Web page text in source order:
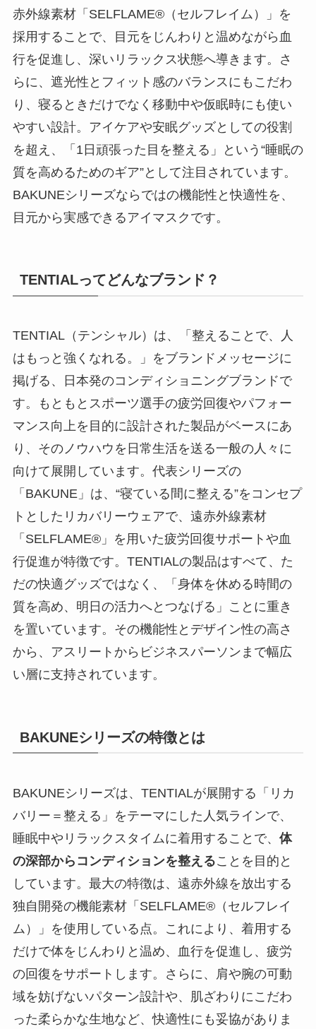
赤外線素材「SELFLAME®（セルフレイム）」を
採用することで、目元をじんわりと温めながら血
行を促進し、深いリラックス状態へ導きます。さ
らに、遮光性とフィット感のバランスにもこだわ
り、寝るときだけでなく移動中や仮眠時にも使い
やすい設計。アイケアや安眠グッズとしての役割
を超え、「1日頑張った目を整える」という“睡眠の
質を高めるためのギア”として注目されています。
BAKUNEシリーズならではの機能性と快適性を、
目元から実感できるアイマスクです。
TENTIALってどんなブランド？
TENTIAL（テンシャル）は、「整えることで、人
はもっと強くなれる。」をブランドメッセージに
掲げる、日本発のコンディショニングブランドで
す。もともとスポーツ選手の疲労回復やパフォー
マンス向上を目的に設計された製品がベースにあ
り、そのノウハウを日常生活を送る一般の人々に
向けて展開しています。代表シリーズの
「BAKUNE」は、“寝ている間に整える”をコンセプ
トとしたリカバリーウェアで、遠赤外線素材
「SELFLAME®」を用いた疲労回復サポートや血
行促進が特徴です。TENTIALの製品はすべて、た
だの快適グッズではなく、「身体を休める時間の
質を高め、明日の活力へとつなげる」ことに重き
を置いています。その機能性とデザイン性の高さ
から、アスリートからビジネスパーソンまで幅広
い層に支持されています。
BAKUNEシリーズの特徴とは
BAKUNEシリーズは、TENTIALが展開する「リカ
バリー＝整える」をテーマにした人気ラインで、
睡眠中やリラックスタイムに着用することで、 体
の深部からコンディションを整えることを目的と
しています。最大の特徴は、遠赤外線を放出する
独自開発の機能素材「SELFLAME®（セルフレイ
ム）」を使用している点。これにより、着用する
だけで体をじんわりと温め、血行を促進し、疲労
の回復をサポートします。さらに、肩や腕の可動
域を妨げないパターン設計や、肌ざわりにこだわ
った柔らかな生地など、快適性にも妥協がありま